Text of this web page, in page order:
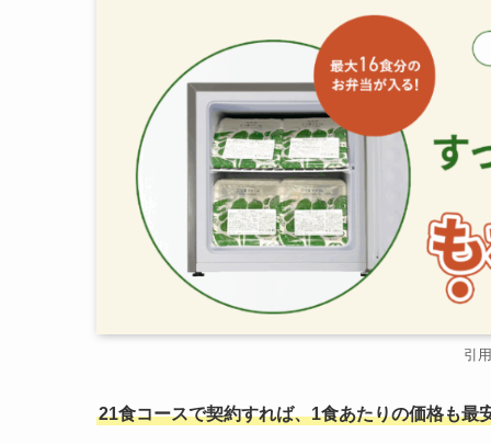
引
21食コースで契約すれば、1食あたりの価格も最